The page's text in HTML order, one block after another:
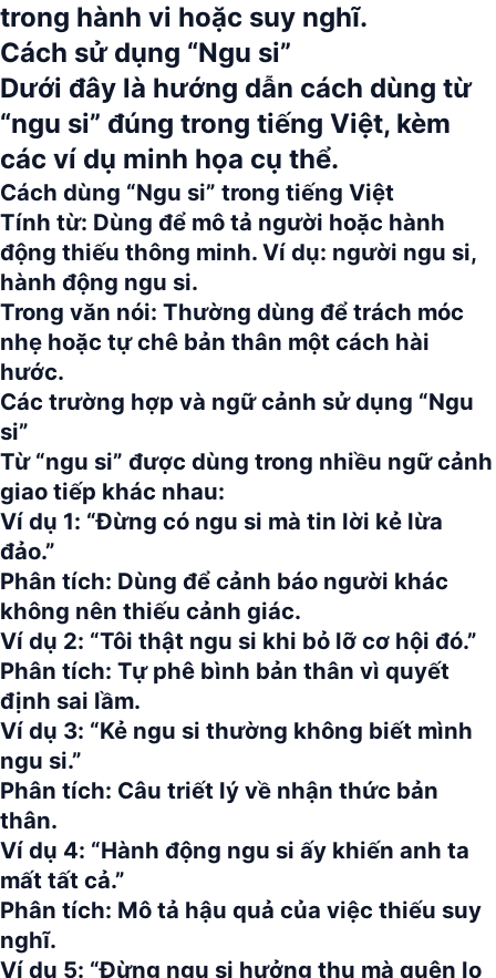
trong hành vi hoặc suy nghĩ.
Cách sử dụng “Ngu si”
Dưới đây là hướng dẫn cách dùng từ
“ngu si” đúng trong tiếng Việt, kèm
các ví dụ minh họa cụ thể.
Cách dùng “Ngu si” trong tiếng Việt
Tính từ: Dùng để mô tả người hoặc hành
động thiếu thông minh. Ví dụ: người ngu si,
hành động ngu si.
Trong văn nói: Thường dùng để trách móc
nhẹ hoặc tự chê bản thân một cách hài
hước.
Các trường hợp và ngữ cảnh sử dụng “Ngu
si”
Từ “ngu si” được dùng trong nhiều ngữ cảnh
giao tiếp khác nhau:
Ví dụ 1: “Đừng có ngu si mà tin lời kẻ lừa
đảo.”
Phân tích: Dùng để cảnh báo người khác
không nên thiếu cảnh giác.
Ví dụ 2: “Tôi thật ngu si khi bỏ lỡ cơ hội đó.”
Phân tích: Tự phê bình bản thân vì quyết
định sai lầm.
Ví dụ 3: “Kẻ ngu si thường không biết mình
ngu si.”
Phân tích: Câu triết lý về nhận thức bản
thân.
Ví dụ 4: “Hành động ngu si ấy khiến anh ta
mất tất cả.”
Phân tích: Mô tả hậu quả của việc thiếu suy
nghĩ.
Ví dụ 5: “Đừng ngu si hưởng thụ mà quên lo